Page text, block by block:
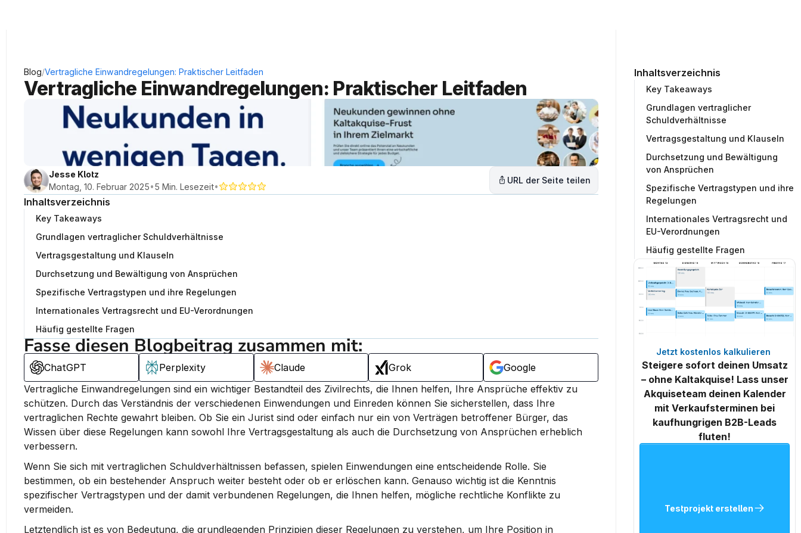
Inhaltsverzeichnis
Key Takeaways
Grundlagen vertraglicher
Schuldverhältnisse
Vertragsgestaltung und Klauseln
Durchsetzung und Bewältigung
von Ansprüchen
Spezifische Vertragstypen und ihre
Regelungen
Internationales Vertragsrecht und
EU-Verordnungen
Häufig gestellte Fragen
Jetzt kostenlos kalkulieren
Steigere sofort deinen Umsatz
– ohne Kaltakquise! Lass unser
Akquiseteam deinen Kalender
mit Verkaufsterminen bei
kaufhungrigen B2B-Leads
fluten!
Testprojekt erstellen
Blog/Vertragliche Einwandregelungen: Praktischer Leitfaden
Vertragliche Einwandregelungen: Praktischer Leitfaden
Jesse Klotz
Montag, 10. Februar 2025•5 Min. Lesezeit•
URL der Seite teilen
Inhaltsverzeichnis
Key Takeaways
Grundlagen vertraglicher Schuldverhältnisse
Vertragsgestaltung und Klauseln
Durchsetzung und Bewältigung von Ansprüchen
Spezifische Vertragstypen und ihre Regelungen
Internationales Vertragsrecht und EU-Verordnungen
Häufig gestellte Fragen
Fasse diesen Blogbeitrag zusammen mit:
ChatGPT Perplexity Claude Grok
Google
Vertragliche Einwandregelungen sind ein wichtiger Bestandteil des Zivilrechts, die Ihnen helfen, Ihre Ansprüche effektiv zu
schützen. Durch das Verständnis der verschiedenen Einwendungen und Einreden können Sie sicherstellen, dass Ihre
vertraglichen Rechte gewahrt bleiben. Ob Sie ein Jurist sind oder einfach nur ein von Verträgen betroffener Bürger, das
Wissen über diese Regelungen kann sowohl Ihre Vertragsgestaltung als auch die Durchsetzung von Ansprüchen erheblich
verbessern.
Wenn Sie sich mit vertraglichen Schuldverhältnissen befassen, spielen Einwendungen eine entscheidende Rolle. Sie
bestimmen, ob ein bestehender Anspruch weiter besteht oder ob er erlöschen kann. Genauso wichtig ist die Kenntnis
spezifischer Vertragstypen und der damit verbundenen Regelungen, die Ihnen helfen, mögliche rechtliche Konflikte zu
vermeiden.
Letztendlich ist es von Bedeutung, die grundlegenden Prinzipien dieser Regelungen zu verstehen, um Ihre Position in